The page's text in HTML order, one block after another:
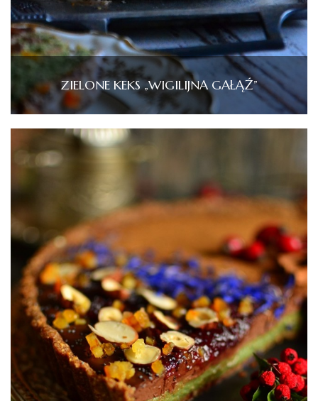
ZIELONE KEKS „WIGILIJNA GAŁĄŹ”